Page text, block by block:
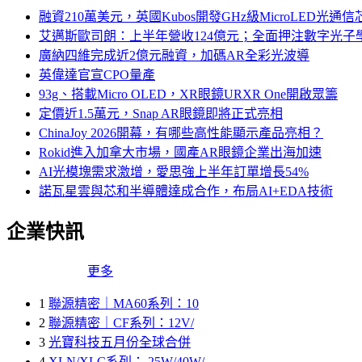
融資210萬美元，英國Kubos開發GHz級MicroLED光通信
艾邁斯歐司朗：上半年營收124億元；全面押注數字光子
廣納四維完成近2億元融資，加碼AR全彩光波導
英偉達官宣CPO量產
93g、搭載Micro OLED，XR眼鏡URXR One開啟眾籌
定價近1.5萬元，Snap AR眼鏡即將正式亮相
ChinaJoy 2026開幕，有哪些高性能顯示產品亮相？
Rokid進入加拿大市場，國產AR眼鏡企業出海加速
AI光模塊需求激增，愛思強上半年訂單增長54%
諾瓦星雲與芯和半導體達成合作，布局AI+EDA技術
企業快訊
更多
1 聯源精密｜MA60系列：10
2 聯源精密｜CF系列：12V/
3 光寶科技五月份全球合併